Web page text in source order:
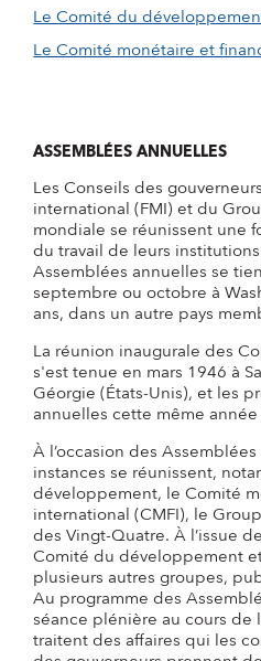
Le Comité du
Le Comité monétaire et
ASSEMBLÉES ANNUELLES
Les Conseils des
international (FMI) et du
mondiale se réunissent une
du travail de leurs
Assemblées annuelles se
septembre ou octobre à
ans, dans un autre pays
La réunion inaugurale des
s'est tenue en mars 1946 à
Géorgie (États-Unis), et les
annuelles cette même
À l’occasion des
instances se réunissent,
développement, le Comité
international (CMFI), le
des Vingt-Quatre. À l’issue
Comité du développement
plusieurs autres groupes,
Au programme des
séance plénière au cours
traitent des affaires qui les